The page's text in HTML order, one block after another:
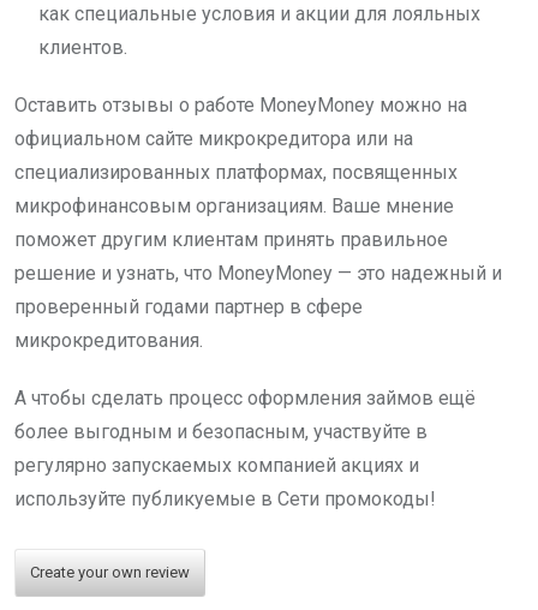
как специальные условия и акции для лояльных
клиентов.
Оставить отзывы о работе MoneyMoney можно на
официальном сайте микрокредитора или на
специализированных платформах, посвященных
микрофинансовым организациям. Ваше мнение
поможет другим клиентам принять правильное
решение и узнать, что MoneyMoney — это надежный и
проверенный годами партнер в сфере
микрокредитования.
А чтобы сделать процесс оформления займов ещё
более выгодным и безопасным, участвуйте в
регулярно запускаемых компанией акциях и
используйте публикуемые в Сети промокоды!
Create your own review